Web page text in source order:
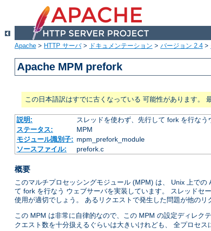
Apache > HTTP サーバ> ドキュメンテーション > バージョン 2.4 >
Apache MPM prefork
この日本語訳はすでに古くなっている 可能性があります。
説明:
スレッドを使わず、先行して fork を行なう
ステータス:
MPM
モジュール識別子: mpm_prefork_module
ソースファイル:
prefork.c
概要
このマルチプロセッシングモジュール (MPM) は、 Unix 上で
て fork を行なう ウェブサーバを実装しています。 スレッドセ
使用が適切でしょう。 あるリクエストで発生した問題が他の
この MPM は非常に自律的なので、この MPM の設定ディレク
クエスト数を十分扱えるぐらいは大きいけれども、 全プロセ